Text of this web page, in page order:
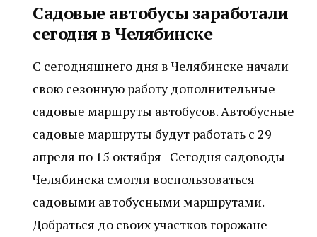
Садовые автобусы заработали
сегодня в Челябинске
С сегодняшнего дня в Челябинске начали
свою сезонную работу дополнительные
садовые маршруты автобусов. Автобусные
садовые маршруты будут работать с 29
апреля по 15 октября Сегодня садоводы
Челябинска смогли воспользоваться
садовыми автобусными маршрутами.
Добраться до своих участков горожане